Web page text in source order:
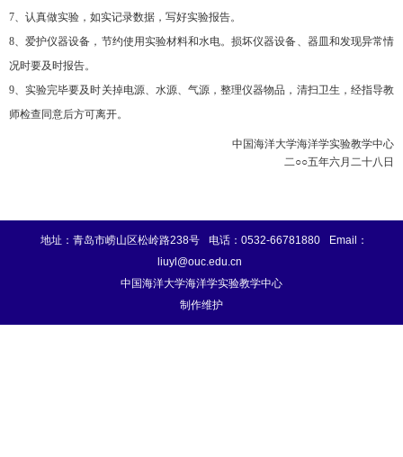
7、认真做实验，如实记录数据，写好实验报告。
8、爱护仪器设备，节约使用实验材料和水电。损坏仪器设备、器皿和发现异常情
况时要及时报告。
9、实验完毕要及时关掉电源、水源、气源，整理仪器物品，清扫卫生，经指导教
师检查同意后方可离开。
中国海洋大学海洋学实验教学中心
二○○五年六月二十八日
地址：青岛市崂山区松岭路238号 电话：0532-66781880
Email：
liuyl@ouc.edu.cn
中国海洋大学海洋学实验教学中心
制作维护